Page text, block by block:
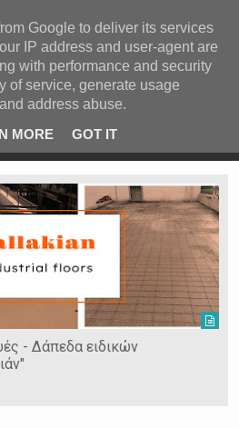
«Οι εργασίες στον Τύμβο Καστά
- Δάπεδα ειδικών
ΑΡΘΡΑ
Google to deliver its services
IP address and user-agent are
with performance and security
of service, generate usage
address abuse.
MORE
GOT IT